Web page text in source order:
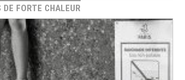
FORTE CHALEUR